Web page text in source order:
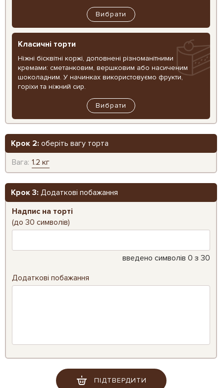
Вибрати
Класичні торти
Ніжні бісквітні коржі, доповнені різноманітними
кремами: сметанковим, вершковим або насиченим
шоколадним. У начинках використовуємо фрукти,
горіхи та ніжний сир.
Вибрати
Крок 2: оберіть вагу торта
Вага: 1.2 кг
Крок 3: Додаткові побажання
Надпис на торті
(до 30 символів)
введено символів 0 з 30
Додаткові побажання
ПІДТВЕРДИТИ